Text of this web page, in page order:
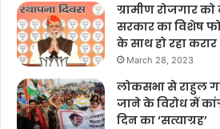
बद्री केदार समिति का खजाना रातों
की मिलिभगत से 8 सदस्यों को 10-
खाली कर दिया गया।
दिल्ली एक व्यक्ति को बिना किसी
ग्रामीण रोजगार को
सरकार का विशेष
के साथ हो रहा करार
March 28, 2023
लोकसभा से राहुल
जाने के विरोध में
दिन का ‘सत्याग्रह’